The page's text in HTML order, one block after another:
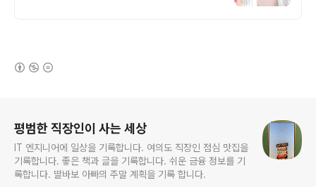
평범한 직장인이 사는 세상
IT 엔지니어에 일상을 기록합니다. 여의도 직장인 점심 맛집을
기록합니다. 좋은 책과 글을 기록합니다. 쉬운 금융 정보를 기
록합니다. 딸바보 아빠의 주말 계획을 기록 합니다.